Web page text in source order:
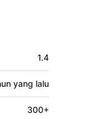
1.4
yang lalu
300+